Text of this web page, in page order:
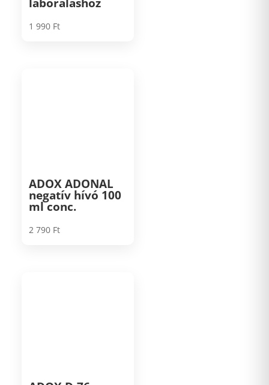
laboráláshoz
1 990 Ft
ADOX ADONAL
negatív hívó 100
ml conc.
2 790 Ft